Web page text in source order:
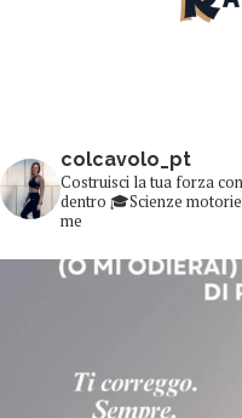
colcavolo_pt
Costruisci la tua forza
dentro 🎓Scienze
me